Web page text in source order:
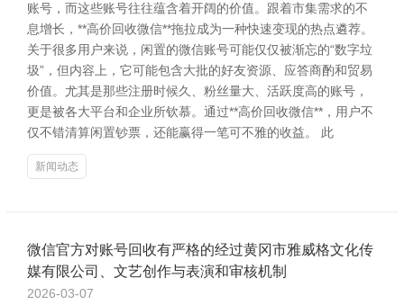
账号，而这些账号往往蕴含着开阔的价值。跟着市集需求的不
息增长，**高价回收微信**拖拉成为一种快速变现的热点遴荐。
关于很多用户来说，闲置的微信账号可能仅仅被渐忘的“数字垃
圾”，但内容上，它可能包含大批的好友资源、应答商酌和贸易
价值。尤其是那些注册时候久、粉丝量大、活跃度高的账号，
更是被各大平台和企业所钦慕。通过**高价回收微信**，用户不
仅不错清算闲置钞票，还能赢得一笔可不雅的收益。 此
新闻动态
微信官方对账号回收有严格的经过黄冈市雅威格文化传
媒有限公司、文艺创作与表演和审核机制
2026-03-07